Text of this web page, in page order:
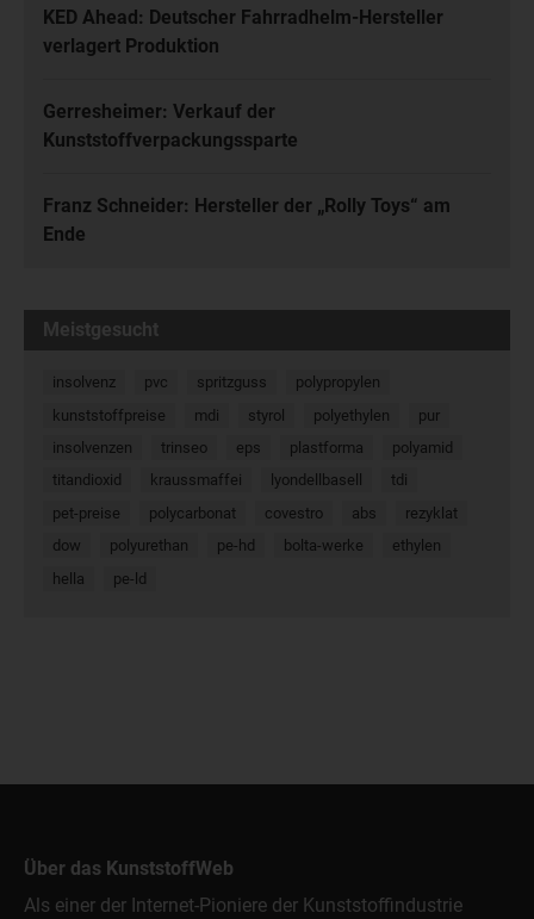
KED Ahead: Deutscher Fahrradhelm-Hersteller
verlagert Produktion
Gerresheimer: Verkauf der
Kunststoffverpackungssparte
Franz Schneider: Hersteller der „Rolly Toys“ am
Ende
Meistgesucht
insolvenz pvc spritzguss
polypropylen
kunststoffpreise
mdi styrol polyethylen
pur
insolvenzen
trinseo eps plastforma
polyamid
titandioxid
kraussmaffei lyondellbasell
tdi
pet-preise
polycarbonat covestro abs
rezyklat
dow
polyurethan pe-hd bolta-werke
ethylen
hella
pe-ld
Über das KunststoffWeb
Als einer der Internet-Pioniere der Kunststoffindustrie